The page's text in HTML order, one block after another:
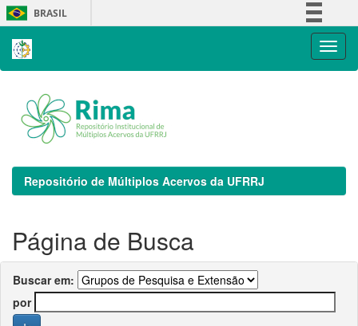
Skip
navigation
BRASIL
Repositório de Múltiplos Acervos da UFRRJ
Página de Busca
Buscar em:
por